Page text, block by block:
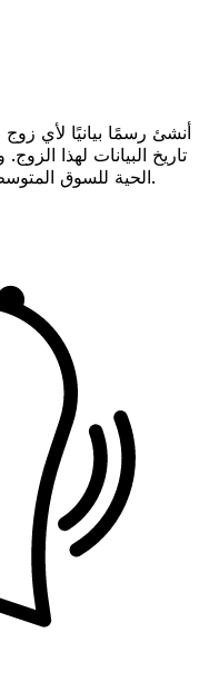
أنشئ رسمًا بيانيًا لأي
تاريخ البيانات لهذا
الحية للسوق المتوسط، وهي سهلة الاستخدام وموثوقة تمامًا.